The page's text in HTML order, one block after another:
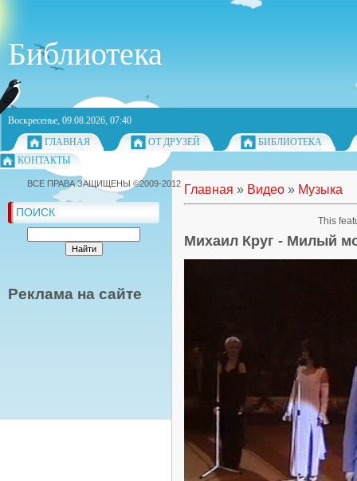
Библиотека
Воскресенье, 09.08.2026, 07:40
ГЛАВНАЯ
ОТ ДРУЗЕЙ
БИБЛИОТЕКА
КОНТАКТЫ
ПОИСК
Реклама на сайте
Главная » Видео » Музыка
Михаил Круг - Милый
ВСЕ ПРАВА ЗАЩИЩЕНЫ ©2009-2012
This